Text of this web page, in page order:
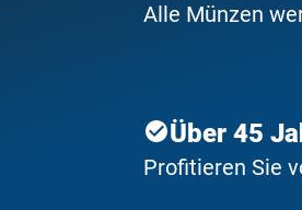
Alle Münzen
Über 45
Profitieren Sie